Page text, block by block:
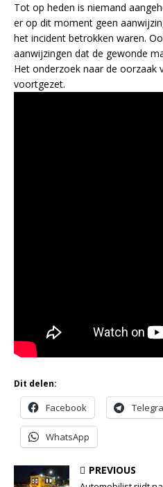
Tot op heden is niemand
er op dit moment geen
het incident betrokken waren.
aanwijzingen dat de gewonde
Het onderzoek naar de oorzaak
voortgezet.
Dit delen:
Facebook
WhatsApp
PREVIOUS